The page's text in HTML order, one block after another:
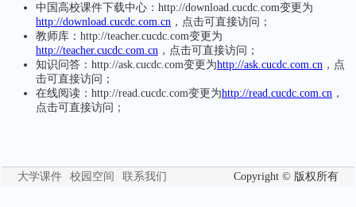
中国高校课件下载中心：http://download.cucdc.com变更为
http://download.cucdc.com.cn ，点击可直接访问；
教师库：http://teacher.cucdc.com变更为
http://teacher.cucdc.com.cn ，点击可直接访问；
知识问答：http://ask.cucdc.com变更为http://ask.cucdc.com.cn ，点
击可直接访问；
在线阅读：http://read.cucdc.com变更为http://read.cucdc.com.cn ，
点击可直接访问；
大学课件 校园空间 联系我们 Copyright © 版权所有